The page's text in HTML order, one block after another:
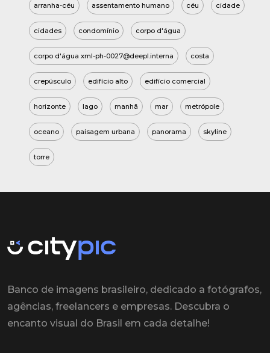
arranha-céu assentamento humano céu cidade
cidades condomínio corpo d'água
corpo d'água xml-ph-0027@deepl.interna costa
crepúsculo edifício alto edifício comercial
horizonte lago manhã mar metrópole
oceano paisagem urbana panorama skyline
torre
Banco de imagens brasileiro, dedicado a fotógrafos,
agências, freelancers e empresas. Descubra o
encanto visual do Brasil em cada detalhe!